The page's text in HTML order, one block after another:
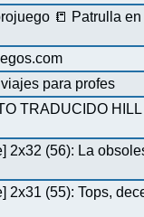
📒 Patrulla
para profes
TRADUCIDO
2x32 (56): La
2x31 (55): Tops,